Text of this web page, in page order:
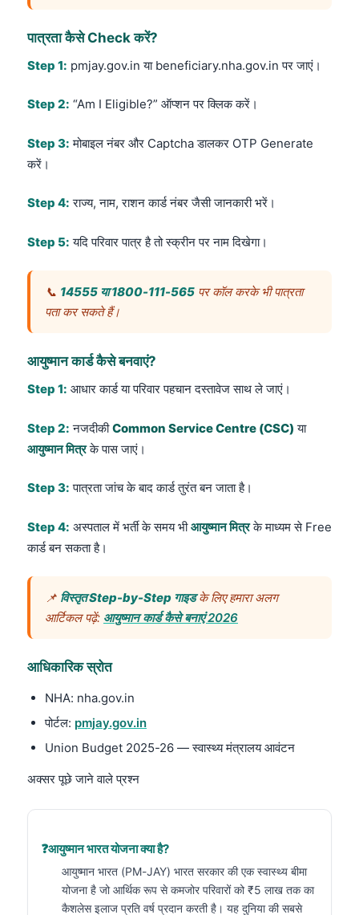
पात्रता कैसे Check करें?
Step 1: pmjay.gov.in या beneficiary.nha.gov.in पर जाएं।
Step 2: “Am I Eligible?” ऑप्शन पर क्लिक करें।
Step 3: मोबाइल नंबर और Captcha डालकर OTP Generate
करें।
Step 4: राज्य, नाम, राशन कार्ड नंबर जैसी जानकारी भरें।
Step 5: यदि परिवार पात्र है तो स्क्रीन पर नाम दिखेगा।
📞 14555 या 1800-111-565 पर कॉल करके भी पात्रता
पता कर सकते हैं।
आयुष्मान कार्ड कैसे बनवाएं?
Step 1: आधार कार्ड या परिवार पहचान दस्तावेज साथ ले जाएं।
Step 2: नजदीकीCommon Service Centre (CSC) या
आयुष्मान मित्रके पास जाएं।
Step 3: पात्रता जांच के बाद कार्ड तुरंत बन जाता है।
Step 4: अस्पताल में भर्ती के समय भीआयुष्मान मित्रके माध्यम से Free
कार्ड बन सकता है।
📌 विस्तृत Step-by-Step गाइडके लिए हमारा अलग
आर्टिकल पढ़ें: आयुष्मान कार्ड कैसे बनाएं 2026
आधिकारिक स्रोत
NHA: nha.gov.in
पोर्टल: pmjay.gov.in
Union Budget 2025-26 — स्वास्थ्य मंत्रालय आवंटन
अक्सर पूछे जाने वाले प्रश्न
आयुष्मान भारत योजना क्या है?
आयुष्मान भारत (PM-JAY) भारत सरकार की एक स्वास्थ्य बीमा
योजना है जो आर्थिक रूप से कमजोर परिवारों को ₹5 लाख तक का
कैशलेस इलाज प्रति वर्ष प्रदान करती है। यह दुनिया की सबसे